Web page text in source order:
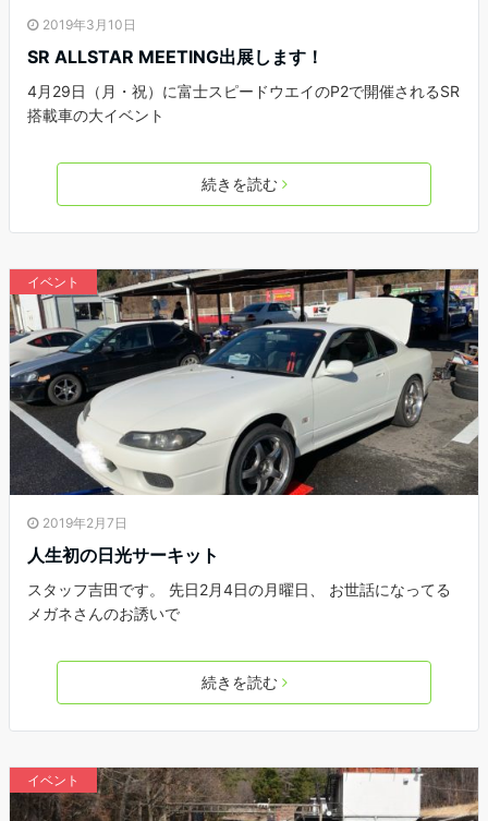
2019年3月10日
SR ALLSTAR MEETING出展します！
4月29日（月・祝）に富士スピードウエイのP2で開催されるSR
搭載車の大イベント
続きを読む
イベント
2019年2月7日
人生初の日光サーキット
スタッフ吉田です。 先日2月4日の月曜日、 お世話になってる
メガネさんのお誘いで
続きを読む
イベント